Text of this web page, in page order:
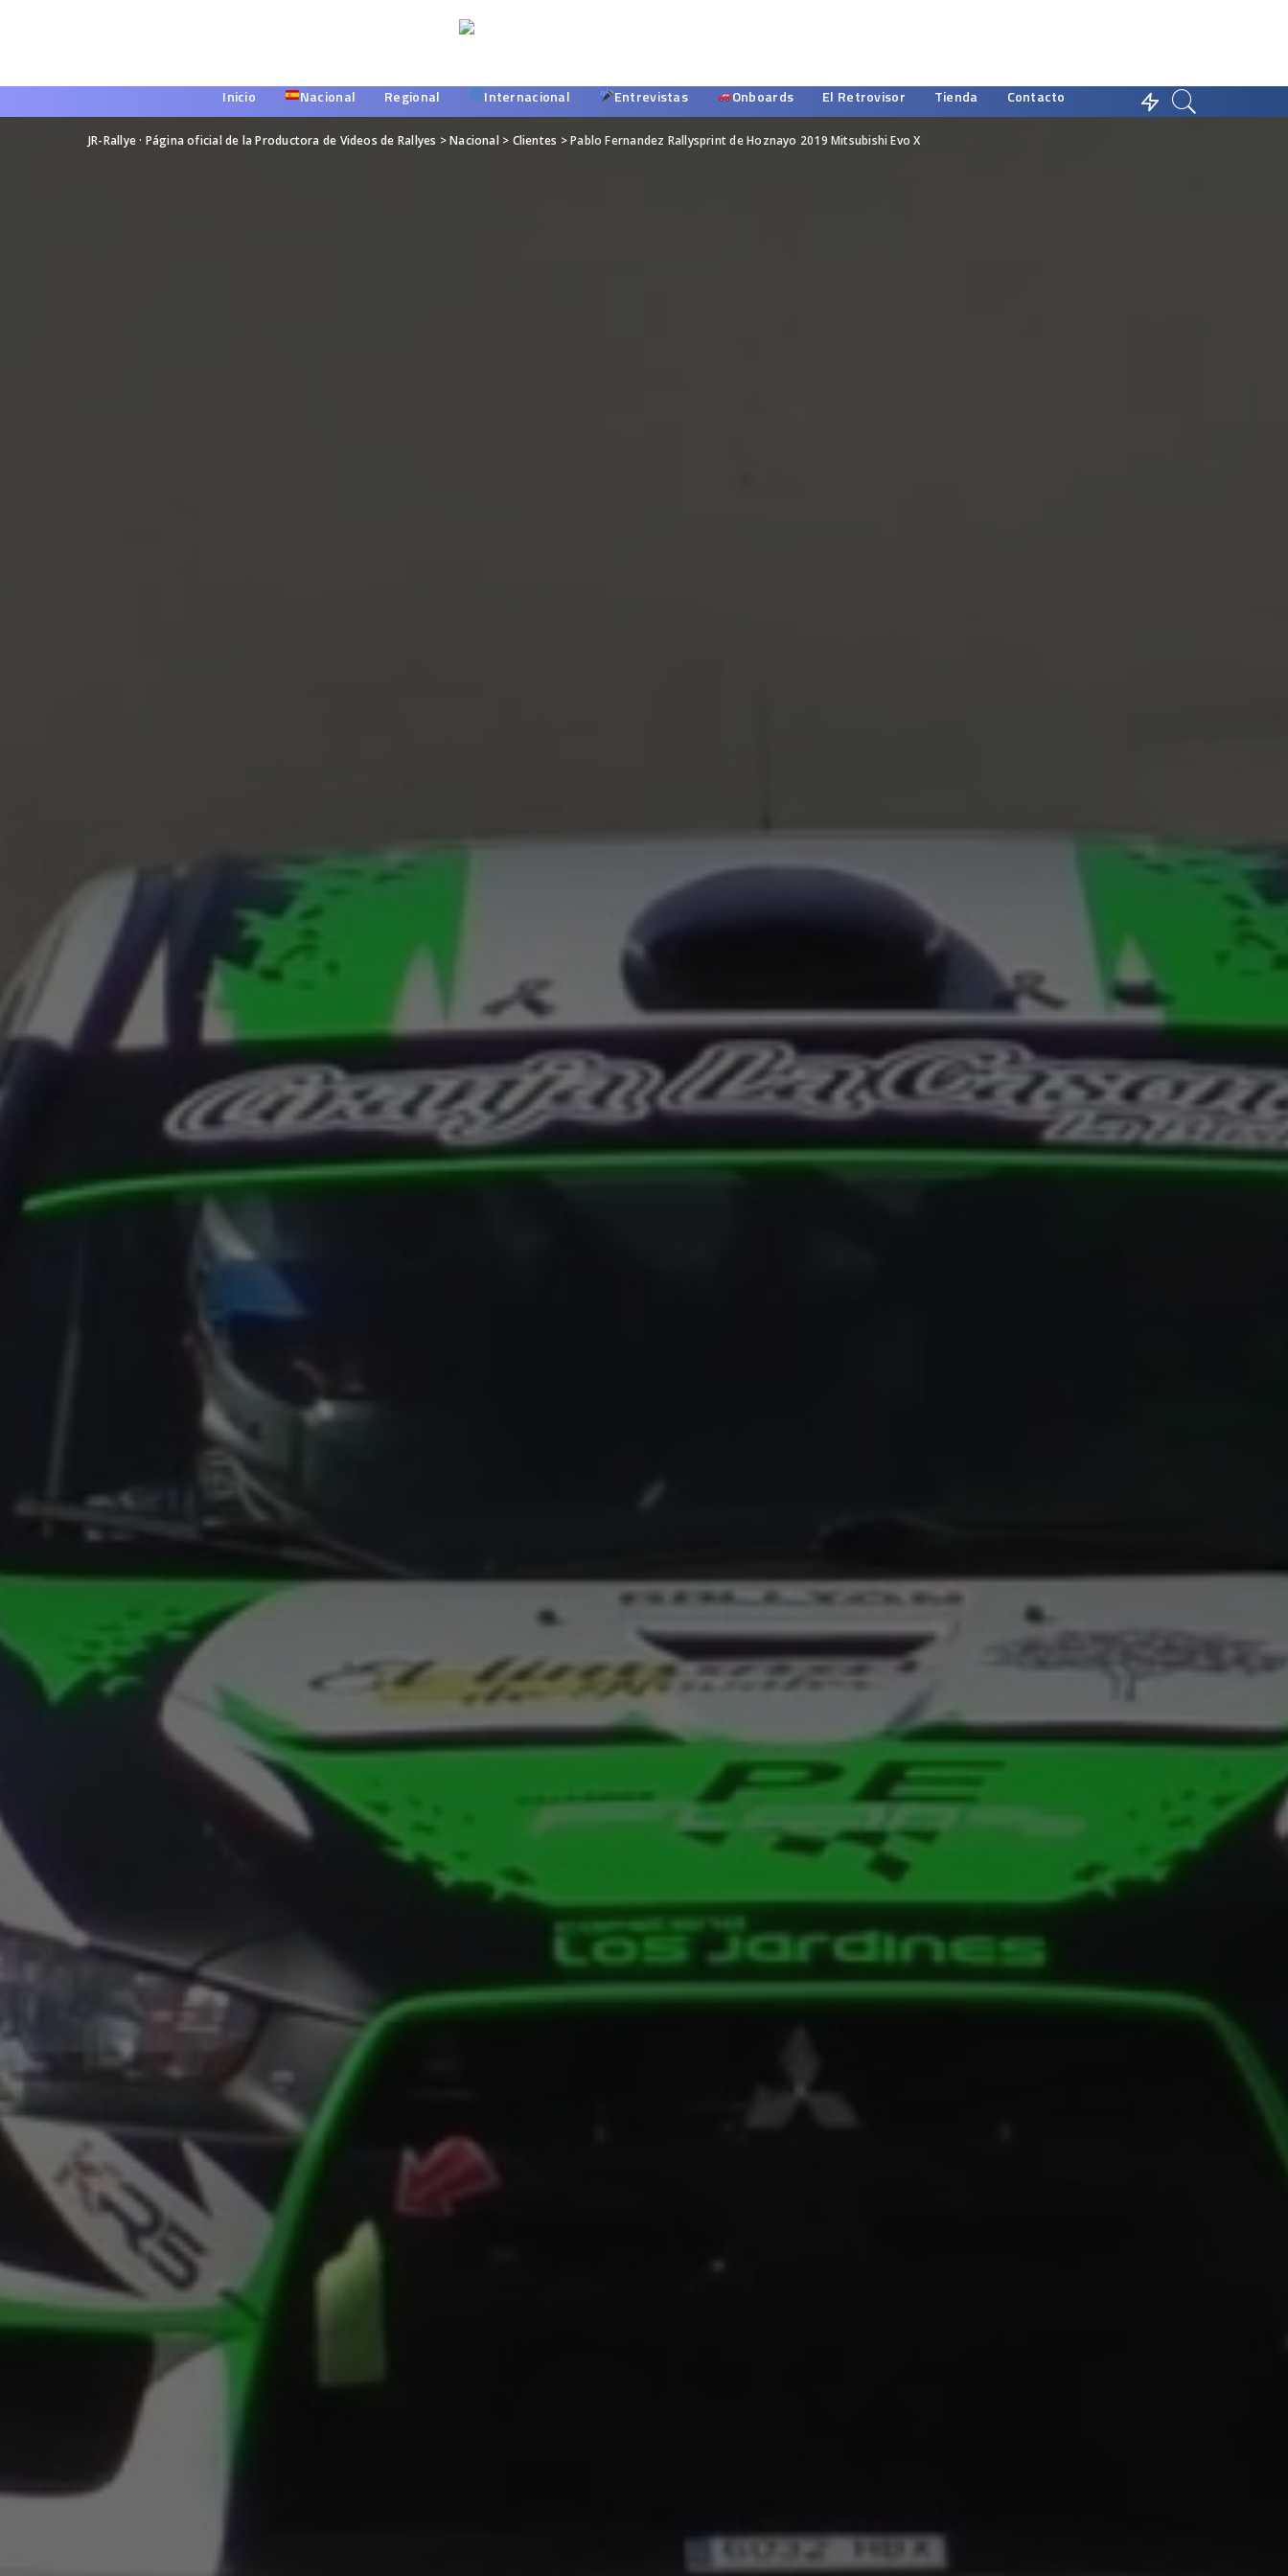
Inicio Nacional Regional Internacional Entrevistas Onboards El Retrovisor Tienda Contacto
JR-Rallye · Página oficial de la Productora de Videos de Rallyes >Nacional> Clientes >Pablo Fernandez Rallysprint de Hoznayo 2019 Mitsubishi Evo X